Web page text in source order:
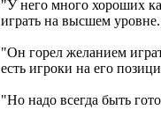
"У него много хороших
играть на высшем уровне.
"Он горел желанием
есть игроки на его
"Но надо всегда быть